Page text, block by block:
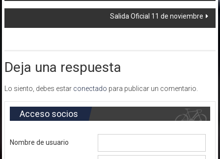
de
entradas
Salida Oficial 11 de noviembre
Deja una respuesta
Lo siento, debes estar conectado para publicar un comentario.
Acceso socios
Nombre de usuario